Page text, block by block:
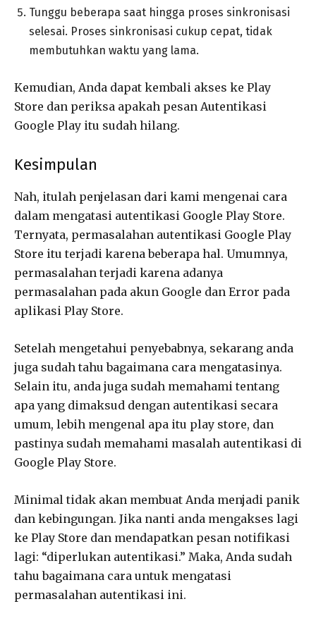
Tunggu beberapa saat hingga proses sinkronisasi
selesai. Proses sinkronisasi cukup cepat, tidak
membutuhkan waktu yang lama.
Kemudian, Anda dapat kembali akses ke Play
Store dan periksa apakah pesan Autentikasi
Google Play itu sudah hilang.
Kesimpulan
Nah, itulah penjelasan dari kami mengenai cara
dalam mengatasi autentikasi Google Play Store.
Ternyata, permasalahan autentikasi Google Play
Store itu terjadi karena beberapa hal. Umumnya,
permasalahan terjadi karena adanya
permasalahan pada akun Google dan Error pada
aplikasi Play Store.
Setelah mengetahui penyebabnya, sekarang anda
juga sudah tahu bagaimana cara mengatasinya.
Selain itu, anda juga sudah memahami tentang
apa yang dimaksud dengan autentikasi secara
umum, lebih mengenal apa itu play store, dan
pastinya sudah memahami masalah autentikasi di
Google Play Store.
Minimal tidak akan membuat Anda menjadi panik
dan kebingungan. Jika nanti anda mengakses lagi
ke Play Store dan mendapatkan pesan notifikasi
lagi: “diperlukan autentikasi.” Maka, Anda sudah
tahu bagaimana cara untuk mengatasi
permasalahan autentikasi ini.